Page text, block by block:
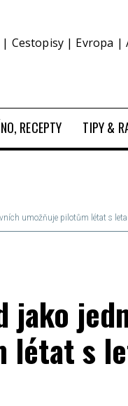
| Cestopisy | Evropa |
RECEPTY TIPY &
umožňuje pilotům létat s
jako
létat s